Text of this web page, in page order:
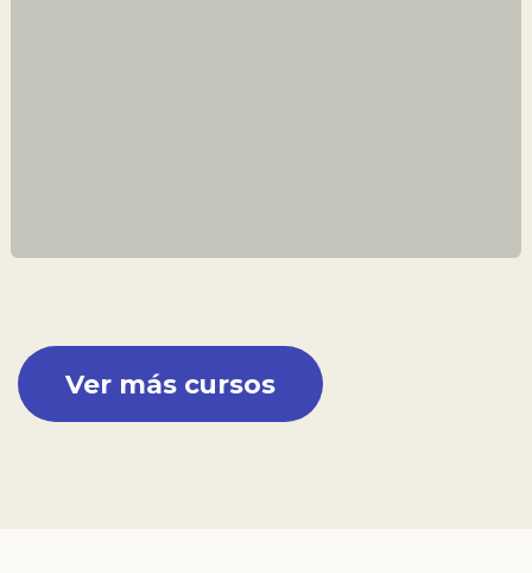
Ver más cursos